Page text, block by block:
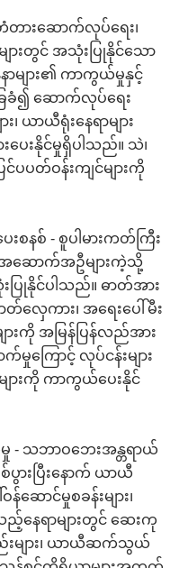
တားဆောက်လုပ်ရေး၊
ျားတွင် အသုံးပြုနိုင်သော
ာများ၏ ကာကွယ်မှုနှင့်
ေခံ၍ ဆောက်လုပ်ရေး
၊ ယာယီရုံးနေရာများ
းနိုင်မှုရှိပါသည်။ သဲ၊
င်ပပတ်ဝန်းကျင်များကို
ေးစနစ် - စူပါမားကတ်ကြီး
းအဆောက်အဦများကဲ့သို့
းပြုနိုင်ပါသည်။ ဓာတ်အား
လှေကား၊ အရေးပေါ်မီး
ားကို အမြန်ပြန်လည်အား
မှုကြောင့် လုပ်ငန်းများ
များကို ကာကွယ်ပေးနိုင်
- သဘာဝဘေးအန္တရာယ်
စ်ပွားပြီးနောက် ယာယီ
ဆောင်မှုစခန်းများ၊
ည့်နေရာများတွင် ဆေးကု
းများ၊ ယာယီဆက်သွယ်